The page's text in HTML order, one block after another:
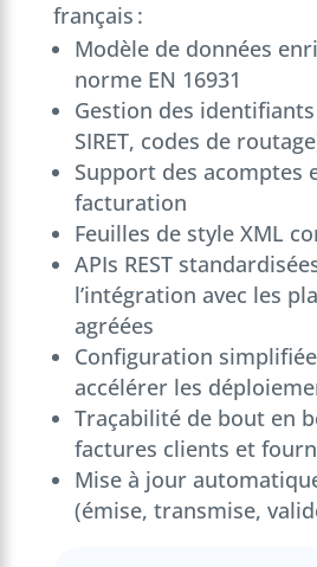
français :
Modèle de données
norme EN 16931
Gestion des identifiants
SIRET, codes de
Support des acomptes
facturation
Feuilles de style XML
APIs REST
l’intégration avec les
agréées
Configuration
accélérer les
Traçabilité de bout en
factures clients et
Mise à jour
(émise, transmise,